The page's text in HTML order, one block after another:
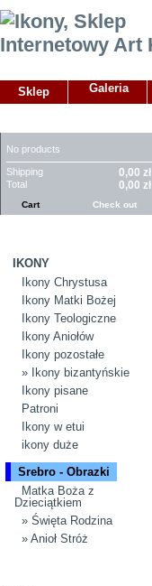
Sklep Galeria
No products
Shipping 0,00 zł
Total 0,00 zł
Cart Check out
IKONY
Ikony Chrystusa
Ikony Matki Bożej
Ikony Teologiczne
Ikony Aniołów
Ikony pozostałe
» Ikony bizantyńskie
Ikony pisane
Patroni
Ikony w etui
ikony duże
Srebro - Obrazki
Matka Boża z
Dzieciątkiem
» Święta Rodzina
» Anioł Stróż